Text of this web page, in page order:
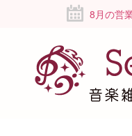
8月の営